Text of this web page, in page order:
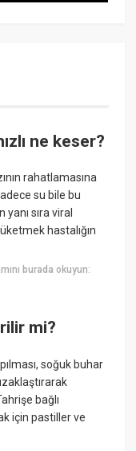
ne keser?
rahatlamasına
su bile bu
sıra viral
hastalığın
burada okuyun:
mi?
soğuk buhar
bağlı
için pastiller ve